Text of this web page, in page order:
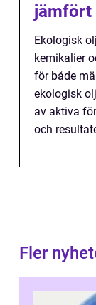
jämfört
Ekologisk
kemikalier
för både
ekologisk
av aktiva
och
Fler